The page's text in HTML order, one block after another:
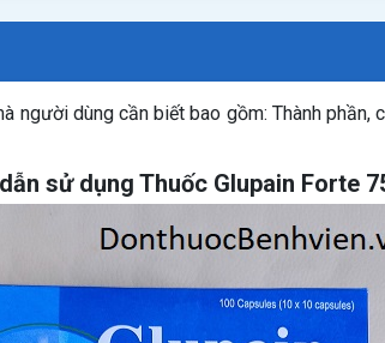
người dùng cần biết bao gồm: Thành
sử dụng Thuốc Glupain Forte